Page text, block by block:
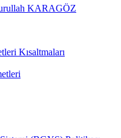
KARAGÖZ
Kısaltmaları